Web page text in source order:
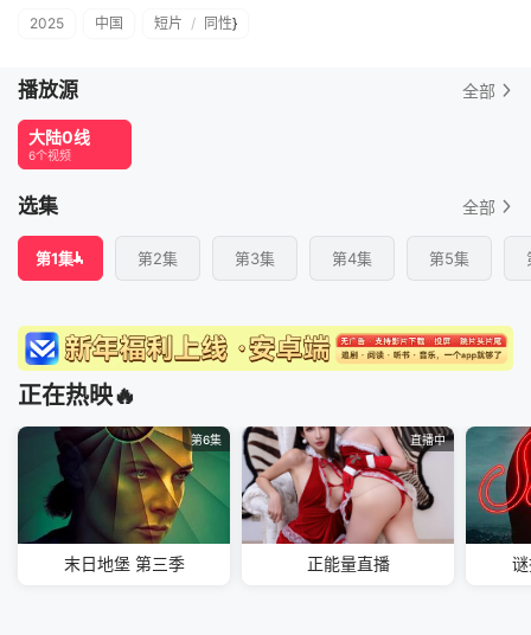
2025 中国 短片 / 同性}
播放源 全部
大陆0线
6个视频
选集 全部
第1集 第2集 第3集 第4集 第5集
正在热映🔥
第6集
末日地堡 第三季
直播中
正能量直播